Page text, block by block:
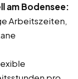
am Bodensee:
Arbeitszeiten,